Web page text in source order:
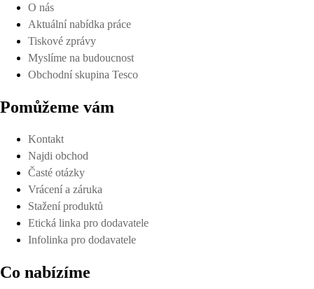
O nás
Aktuální nabídka práce
Tiskové zprávy
Myslíme na budoucnost
Obchodní skupina Tesco
Pomůžeme vám
Kontakt
Najdi obchod
Časté otázky
Vrácení a záruka
Stažení produktů
Etická linka pro dodavatele
Infolinka pro dodavatele
Co nabízíme